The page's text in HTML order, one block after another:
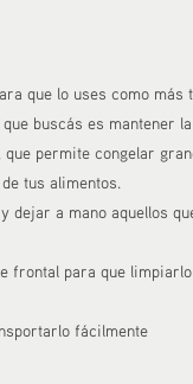
que lo uses como más
buscás es mantener
permite congelar
tus alimentos.
a mano aquellos
frontal para que
fácilmente